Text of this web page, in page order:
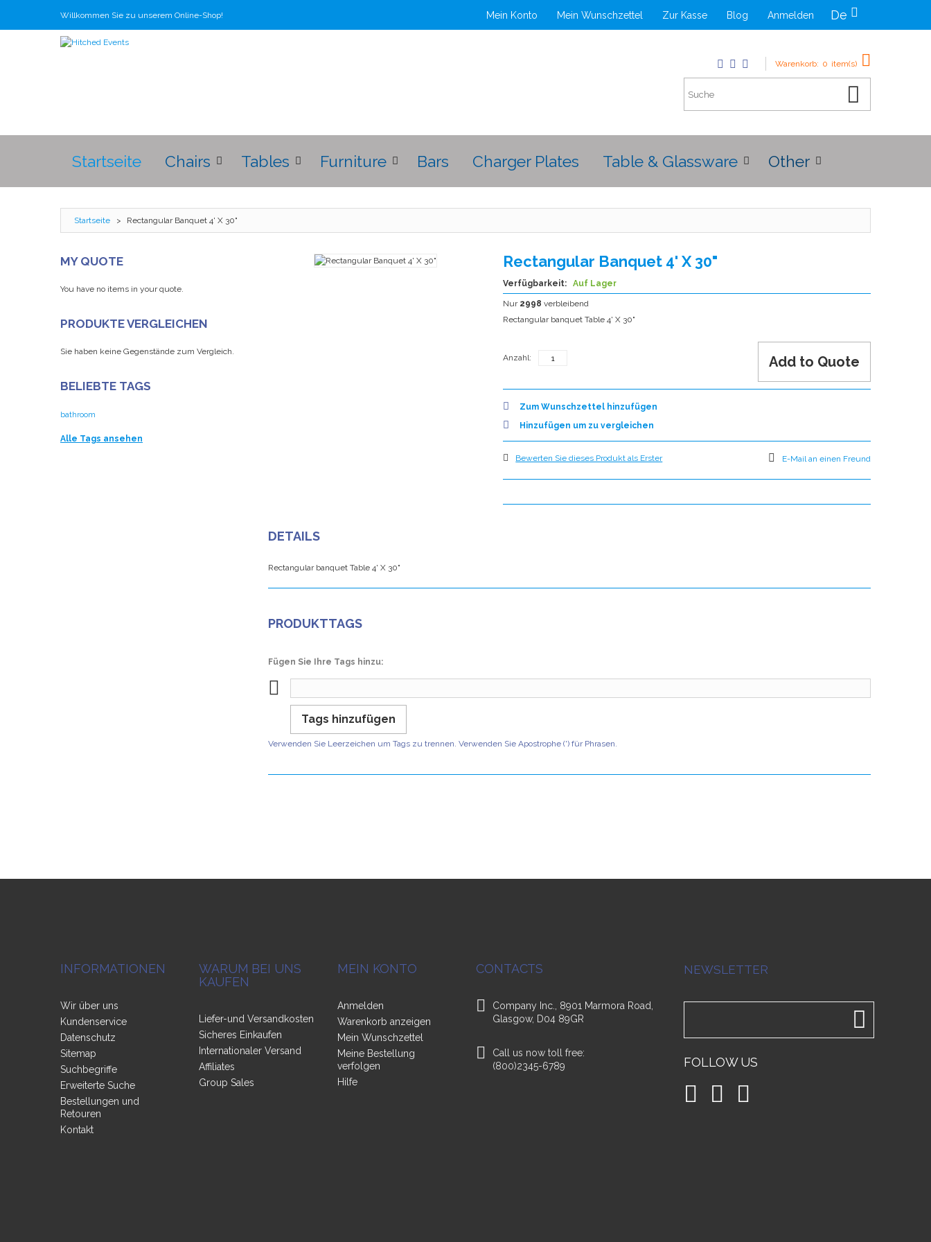
Willkommen Sie zu unserem Online-Shop! De
Mein Konto Mein Wunschzettel Zur Kasse Blog Anmelden
Warenkorb: 0 item(s)
Startseite Chairs Tables Furniture Bars Charger Plates Table & Glassware Other
Startseite > Rectangular Banquet 4' X 30"
Rectangular Banquet 4' X 30"
Verfügbarkeit: Auf Lager
Nur 2998 verbleibend
Rectangular banquet Table 4' X 30"
Anzahl: Add to Quote
Zum Wunschzettel hinzufügen
Hinzufügen um zu vergleichen
Bewerten Sie dieses Produkt als Erster E-Mail an einen Freund
DETAILS
Rectangular banquet Table 4' X 30"
PRODUKTTAGS
Fügen Sie Ihre Tags hinzu:
Tags hinzufügen
Verwenden Sie Leerzeichen um Tags zu trennen. Verwenden Sie Apostrophe (') für Phrasen.
MY QUOTE
You have no items in your quote.
PRODUKTE VERGLEICHEN
Sie haben keine Gegenstände zum Vergleich.
BELIEBTE TAGS
bathroom
Alle Tags ansehen
INFORMATIONEN
Wir über uns
Kundenservice
Datenschutz
Sitemap
Suchbegriffe
Erweiterte Suche
Bestellungen und
Retouren
Kontakt
WARUM BEI UNS
KAUFEN
Liefer-und Versandkosten
Sicheres Einkaufen
Internationaler Versand
Affiliates
Group Sales
MEIN KONTO
Anmelden
Warenkorb anzeigen
Mein Wunschzettel
Meine Bestellung
verfolgen
Hilfe
CONTACTS
Company Inc., 8901 Marmora Road,
Glasgow, D04 89GR
Call us now toll free:
(800)2345-6789
NEWSLETTER
FOLLOW US